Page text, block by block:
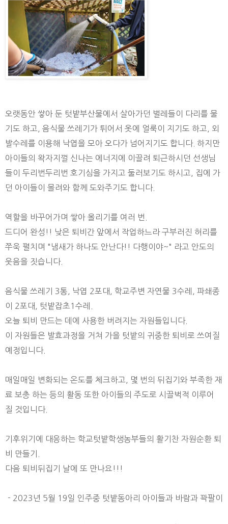
오랫동안 쌓아 둔 텃밭부산물에서 살아가던 벌레들이 다리를 물
기도 하고, 음식물 쓰레기가 튀어서 옷에 얼룩이 지기도 하고, 외
발수레를 이용해 낙엽을 모아 오다가 넘어지기도 합니다. 하지만
아이들의 왁자지껄 신나는 에너지에 이끌려 퇴근하시던 선생님
들이 두리번두리번 호기심을 가지고 둘러보기도 하시고, 집에 가
던 아이들이 몰려와 함께 도와주기도 합니다.
역할을 바꾸어가며 쌓아 올리기를 여러 번.
드디어 완성!! 낮은 퇴비간 앞에서 작업하느라 구부러진 허리를
쭈욱 펼치며 "냄새가 하나도 안난다!! 다행이야~" 라고 안도의
웃음을 짓습니다.
음식물 쓰레기 3통, 낙엽 2포대, 학교주변 자연물 3수레, 파쇄종
이 2포대, 텃밭잡초1수레.
오늘 퇴비 만드는 데에 사용한 버려지는 자원들입니다.
이 자원들은 발효과정을 거쳐 가을 텃밭의 귀중한 퇴비로 쓰여질
예정입니다.
매일매일 변화되는 온도를 체크하고, 몇 번의 뒤집기와 부족한 재
료 보충 하는 등의 활동 또한 아이들의 주도로 시끌벅적 이루어
질 것입니다.
기후위기에 대응하는 학교텃밭학생농부들의 활기찬 자원순환 퇴
비 만들기.
다음 퇴비뒤집기 날에 또 만나요!!!
- 2023년 5월 19일 인주중 텃밭동아리 아이들과 바람과 꽉팔이